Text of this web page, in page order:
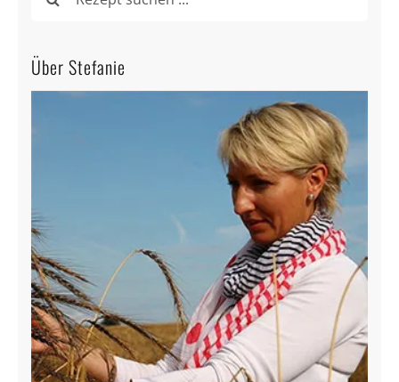
nach:
Über Stefanie